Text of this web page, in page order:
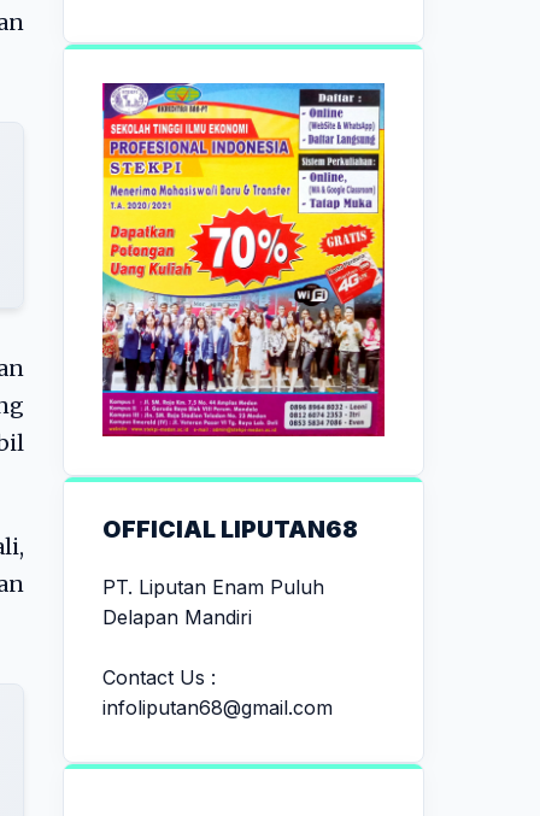
OFFICIAL LIPUTAN68
PT. Liputan Enam Puluh
Delapan Mandiri
Contact Us :
infoliputan68@gmail.com